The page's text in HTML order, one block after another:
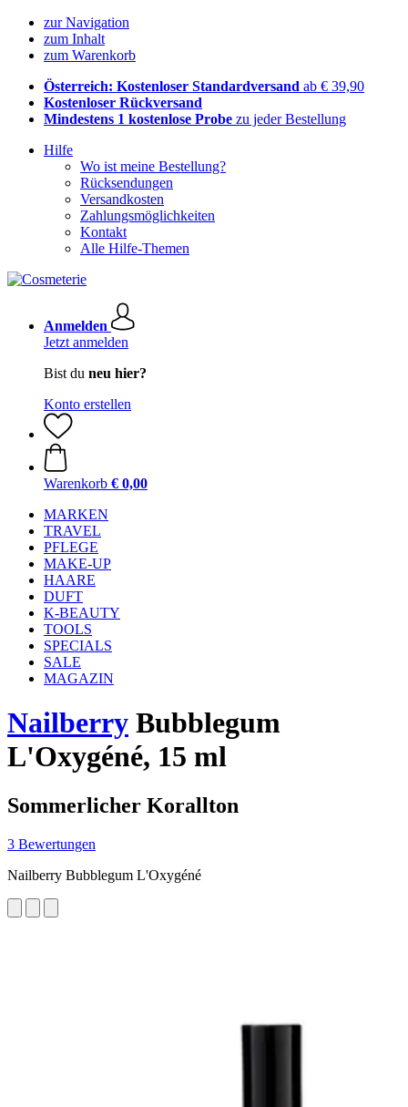
zur Navigation
zum Inhalt
zum Warenkorb
Österreich: Kostenloser Standardversand ab € 39,90
Kostenloser Rückversand
Mindestens 1 kostenlose Probe zu jeder Bestellung
Hilfe
Wo ist meine Bestellung?
Rücksendungen
Versandkosten
Zahlungsmöglichkeiten
Kontakt
Alle Hilfe-Themen
Anmelden
Jetzt anmelden
Bist du neu hier?
Konto erstellen
Warenkorb € 0,00
MARKEN
TRAVEL
PFLEGE
MAKE-UP
HAARE
DUFT
K-BEAUTY
TOOLS
SPECIALS
SALE
MAGAZIN
Nailberry Bubblegum
L'Oxygéné, 15 ml
Sommerlicher Korallton
3 Bewertungen
Nailberry Bubblegum L'Oxygéné